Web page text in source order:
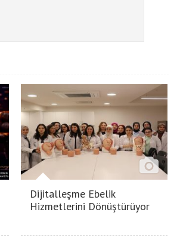
Dijitalleşme Ebelik
Hizmetlerini Dönüştürüyor